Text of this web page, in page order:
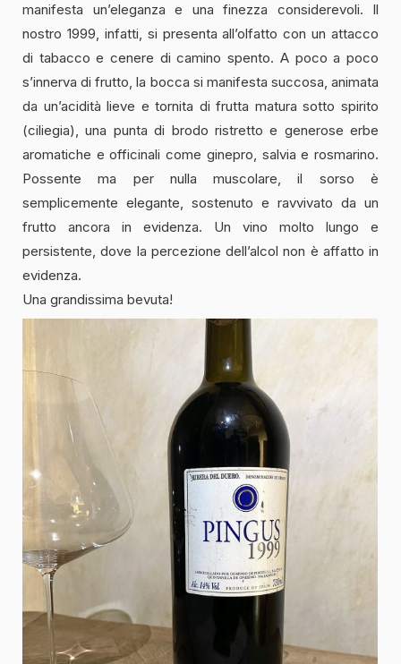
manifesta un’eleganza e una finezza considerevoli. Il
nostro 1999, infatti, si presenta all’olfatto con un attacco
di tabacco e cenere di camino spento. A poco a poco
s’innerva di frutto, la bocca si manifesta succosa, animata
da un’acidità lieve e tornita di frutta matura sotto spirito
(ciliegia), una punta di brodo ristretto e generose erbe
aromatiche e officinali come ginepro, salvia e rosmarino.
Possente ma per nulla muscolare, il sorso è
semplicemente elegante, sostenuto e ravvivato da un
frutto ancora in evidenza. Un vino molto lungo e
persistente, dove la percezione dell’alcol non è affatto in
evidenza.
Una grandissima bevuta!